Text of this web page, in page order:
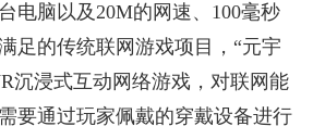
电脑以及20M的网速、100毫秒
足的传统联网游戏项目，“元宇
沉浸式互动网络游戏，对联网能
要通过玩家佩戴的穿戴设备进行